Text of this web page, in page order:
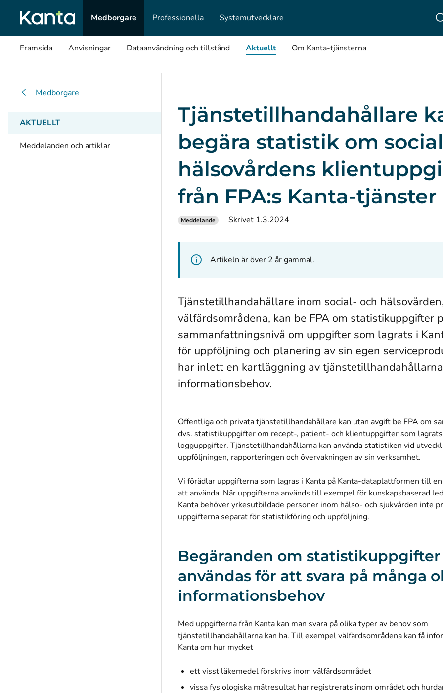
Medborgare
Professionella Systemutvecklare
Framsida Anvisningar Dataanvändning och tillstånd Aktuellt Om Kanta-tjänsterna
Medborgare
AKTUELLT
Meddelanden och artiklar
Tjänstetillhandahållare
begära statistik om
hälsovårdens
från FPA:s Kanta-tjänster
Meddelande Skrivet 1.3.2024
Artikeln är över 2 år gammal.
Tjänstetillhandahållare inom social- och
välfärdsområdena, kan be FPA om statistikuppgifter
sammanfattningsnivå om uppgifter som lagrats i
för uppföljning och planering av sin egen
har inlett en kartläggning av
informationsbehov.
Offentliga och privata tjänstetillhandahållare kan utan avgift be FPA om
dvs. statistikuppgifter om recept-, patient- och klientuppgifter som
logguppgifter. Tjänstetillhandahållarna kan använda statistiken vid
uppföljningen, rapporteringen och övervakningen av sin verksamhet.
Vi förädlar uppgifterna som lagras i Kanta på Kanta-dataplattformen till
att använda. När uppgifterna används till exempel för kunskapsbaserad
Kanta behöver yrkesutbildade personer inom hälso- och sjukvården inte
uppgifterna separat för statistikföring och uppföljning.
Begäranden om statistikuppgifter
användas för att svara på många
informationsbehov
Med uppgifterna från Kanta kan man svara på olika typer av behov som
tjänstetillhandahållarna kan ha. Till exempel välfärdsområdena kan få
Kanta om hur mycket
ett visst läkemedel förskrivs inom välfärdsområdet
vissa fysiologiska mätresultat har registrerats inom området och